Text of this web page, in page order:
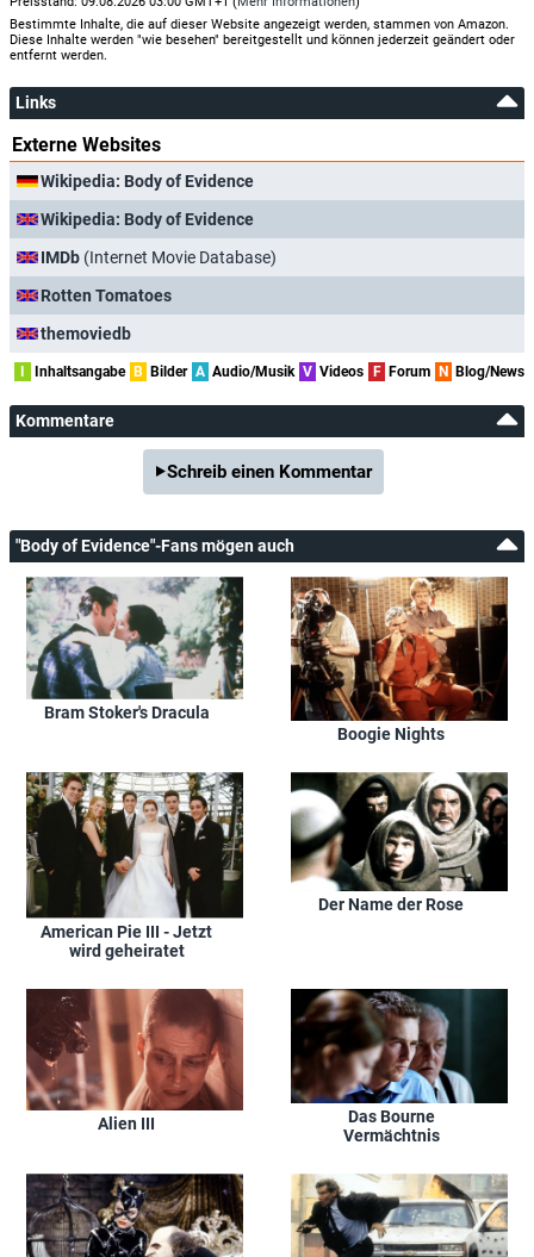
Bestimmte Inhalte, die auf dieser Website angezeigt werden, stammen von Amazon.
Diese Inhalte werden "wie besehen" bereitgestellt und können jederzeit geändert oder
entfernt werden.
Links
Externe Websites
Wikipedia: Body of Evidence
Wikipedia: Body of Evidence
IMDb (Internet Movie Database)
Rotten Tomatoes
themoviedb
Inhaltsangabe B Bilder A Audio/Musik V Videos F Forum N Blog/News
Kommentare
Schreib einen Kommentar
"Body of Evidence"-Fans mögen auch
Bram Stoker's Dracula
Boogie Nights
American Pie III - Jetzt
wird geheiratet
Der Name der Rose
Alien III
Das Bourne
Vermächtnis